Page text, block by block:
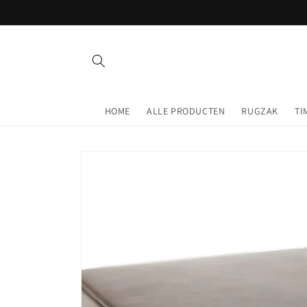
content
HOME ALLE PRODUCTEN RUGZAK